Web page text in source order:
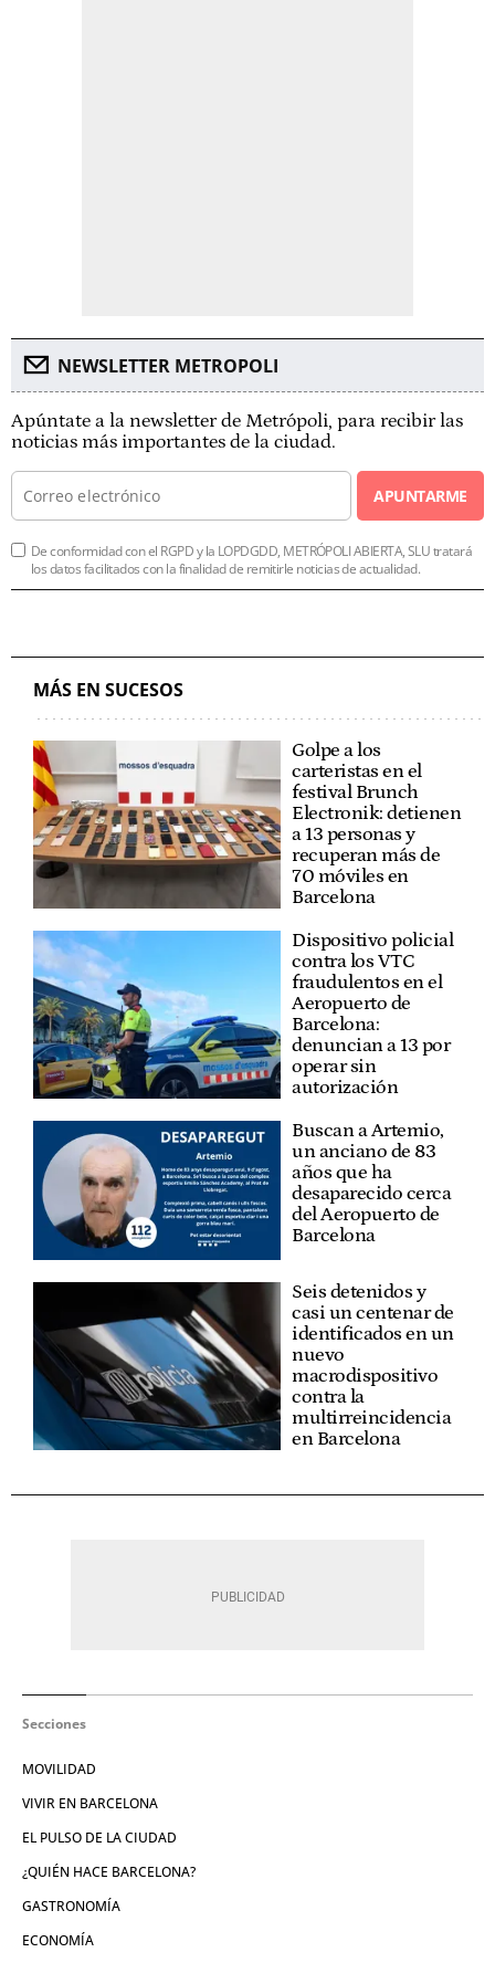
NEWSLETTER METROPOLI
Apúntate a la newsletter de Metrópoli, para recibir las
noticias más importantes de la ciudad.
APUNTARME
De conformidad con el RGPD y la LOPDGDD, METRÓPOLI ABIERTA, SLU tratará
los datos facilitados con la finalidad de remitirle noticias de actualidad.
MÁS EN SUCESOS
Golpe a los
carteristas en el
festival Brunch
Electronik: detienen
a 13 personas y
recuperan más de
70 móviles en
Barcelona
Dispositivo policial
contra los VTC
fraudulentos en el
Aeropuerto de
Barcelona:
denuncian a 13 por
operar sin
autorización
Buscan a Artemio,
un anciano de 83
años que ha
desaparecido cerca
del Aeropuerto de
Barcelona
Seis detenidos y
casi un centenar de
identificados en un
nuevo
macrodispositivo
contra la
multirreincidencia
en Barcelona
Secciones
MOVILIDAD
VIVIR EN BARCELONA
EL PULSO DE LA CIUDAD
¿QUIÉN HACE BARCELONA?
GASTRONOMÍA
ECONOMÍA